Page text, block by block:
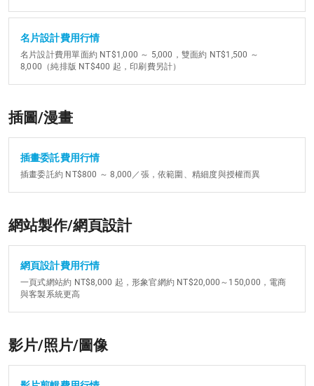
名片設計費用行情
名片設計費用單面約 NT$1,000 ～ 5,000，雙面約 NT$1,500 ～
8,000（純排版 NT$400 起，印刷費另計）
插圖/漫畫
插畫委託費用行情
插畫委託約 NT$800 ～ 8,000／張，依範圍、精細度與授權而異
網站製作/網頁設計
網頁設計費用行情
一頁式網站約 NT$8,000 起，形象官網約 NT$20,000～150,000，電商
與客製系統更高
影片/照片/圖像